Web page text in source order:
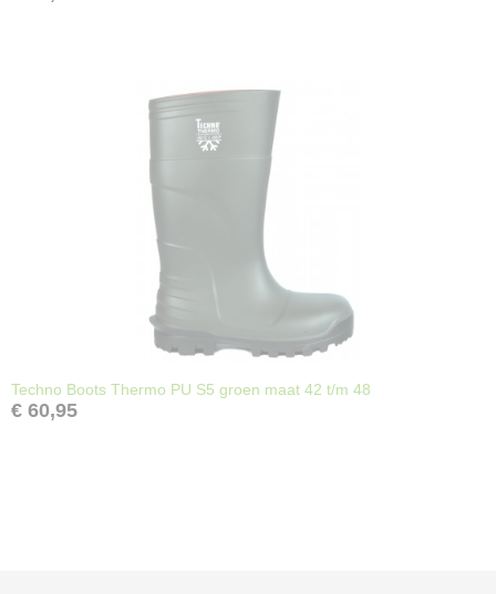
Techno Boots Thermo PU S5 groen maat 42 t/m 48
€ 60,95